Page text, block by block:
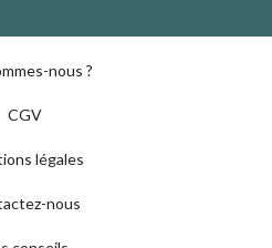
nous ?
CGV
légales
nous